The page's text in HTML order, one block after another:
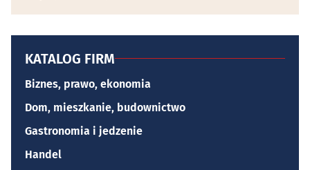
KATALOG FIRM
Biznes, prawo, ekonomia
Dom, mieszkanie, budownictwo
Gastronomia i jedzenie
Handel